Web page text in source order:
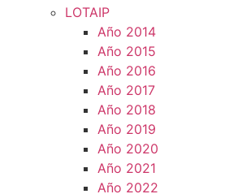
LOTAIP
Año 2014
Año 2015
Año 2016
Año 2017
Año 2018
Año 2019
Año 2020
Año 2021
Año 2022